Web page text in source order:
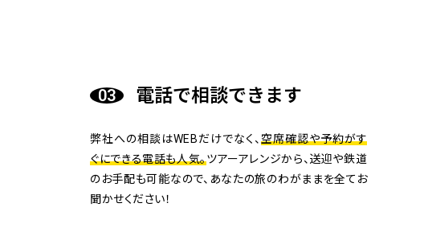
電話で相談できます
弊社への相談はWEBだけでなく、 空席確認や予約がす
ぐにできる電話も人気。ツアーアレンジから、送迎や鉄道
のお手配も可能なので、あなたの旅のわがままを全てお
聞かせください！